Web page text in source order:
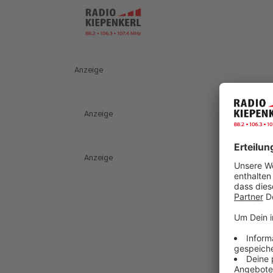
Anzeige
Anzeige
Anzeige